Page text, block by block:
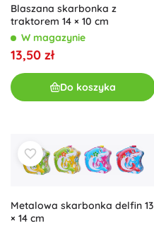
Blaszana skarbonka z
traktorem 14 × 10 cm
W magazynie
13,50 zł
Do koszyka
Metalowa skarbonka delfin 13
× 14 cm